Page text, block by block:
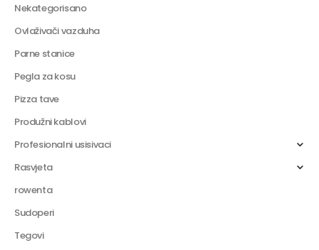
Nekategorisano
Ovlaživači vazduha
Parne stanice
Pegla za kosu
Pizza tave
Produžni kablovi
Profesionalni usisivaci
Rasvjeta
rowenta
Sudoperi
Tegovi